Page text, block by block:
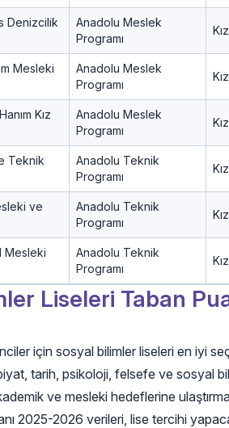
Denizcilik
Anadolu Meslek
Programı
Mesleki
Anadolu Meslek
Programı
Kız
Anadolu Meslek
Programı
Kız
Teknik
Anadolu Teknik
Programı
ve
Anadolu Teknik
Programı
Mesleki
Anadolu Teknik
Programı
Liseleri Taban
için sosyal bilimler liseleri en iyi
tarih, psikoloji, felsefe ve sosyal
ve mesleki hedeflerine
2025-2026 verileri, lise tercihi